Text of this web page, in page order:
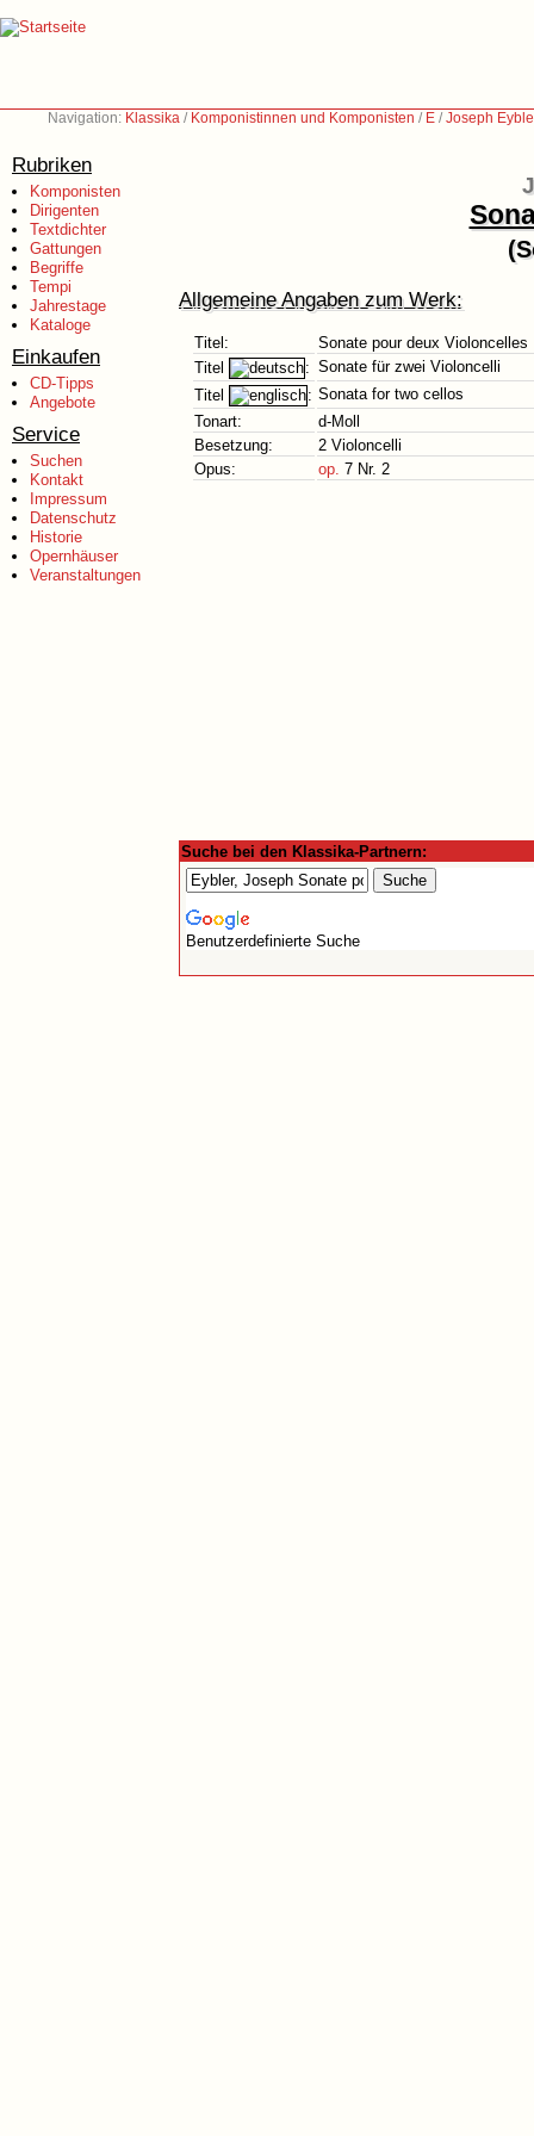
Navigation: Klassika / Komponistinnen und Komponisten / E /Joseph
Rubriken
Komponisten
Dirigenten
Textdichter
Gattungen
Begriffe
Tempi
Jahrestage
Kataloge
Einkaufen
CD-Tipps
Angebote
Service
Suchen
Kontakt
Impressum
Datenschutz
Historie
Opernhäuser
Veranstaltungen
Allgemeine Angaben zum Werk:
Titel:
Sonate pour deux Violoncelles
Titel
: Sonate für zwei Violoncelli
Titel
: Sonata for two cellos
Tonart:
d-Moll
Besetzung:
2 Violoncelli
Opus:
op. 7 Nr. 2
Suche bei den Klassika-Partnern:
Benutzerdefinierte Suche